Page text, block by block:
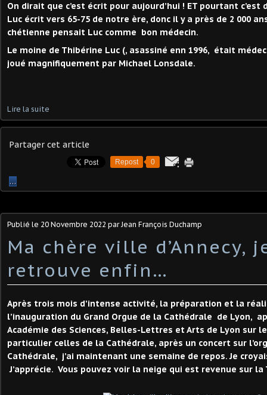
On dirait que c’est écrit pour aujourd’hui ! ET pourtant c’est
Luc écrit vers 65-75 de notre ère, donc il y a près de 2 000
chétienne pensait Luc comme bon médecin.
Le moine de Thibérine Luc (, asassiné enn 1996, était
joué magnifiquement par Michael Lonsdale.
Lire la suite
Partager cet article
Repost 0
…
Publié le 20 Novembre 2022 par Jean François Duchamp
Ma chère ville d’Annecy,
retrouve enfin…
Après trois mois d’intense activité, la préparation et la
l’inauguration du Grand Orgue de la Cathédrale de Lyon,
Académie des Sciences, Belles-Lettres et Arts de Lyon sur
particulier celles de la Cathédrale, après un concert sur
Cathédrale, j’ai maintenant une semaine de repos. Je
J’apprécie. Vous pouvez voir la neige qui est revenue sur